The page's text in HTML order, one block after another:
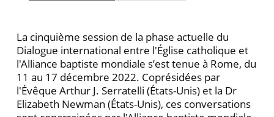
La cinquième session de la phase actuelle du
Dialogue international entre l'Église catholique et
l'Alliance baptiste mondiale s’est tenue à Rome, du
11 au 17 décembre 2022. Coprésidées par
l'Évêque Arthur J. Serratelli (États-Unis) et la Dr
Elizabeth Newman (États-Unis), ces conversations